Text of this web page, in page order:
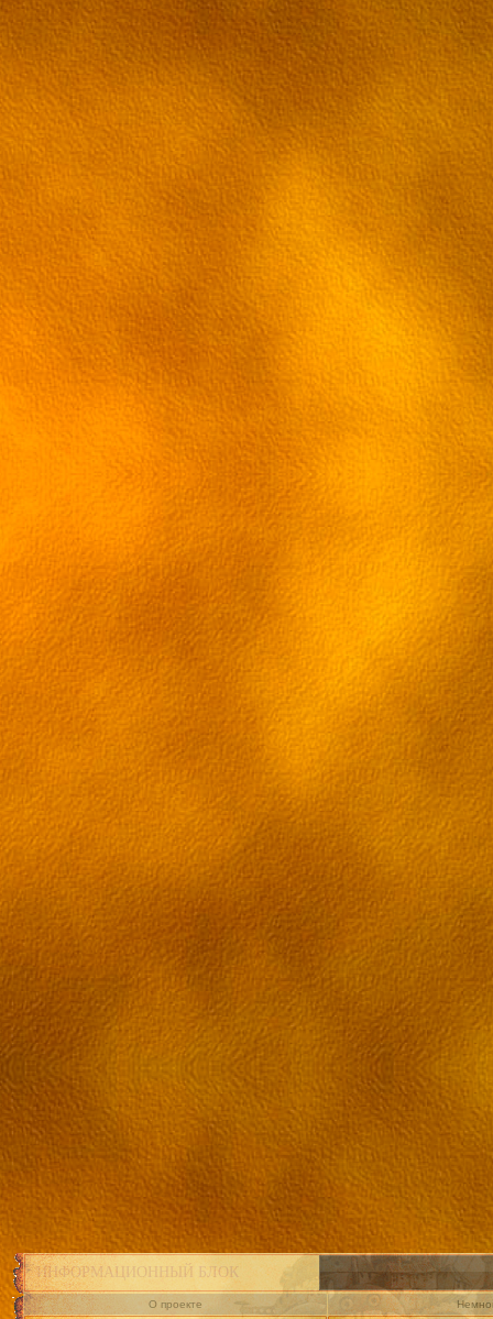
ИНФОРМАЦИОННЫЙ БЛОК
О проекте